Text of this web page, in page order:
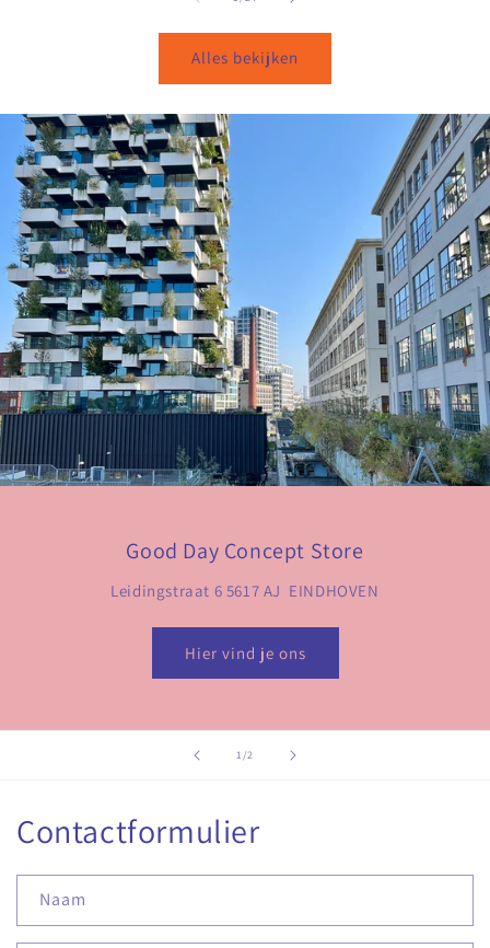
Alles bekijken
Good Day Concept Store
Leidingstraat 6 5617 AJ EINDHOVEN
Hier vind je ons
1/van
2
Contactformulier
Naam